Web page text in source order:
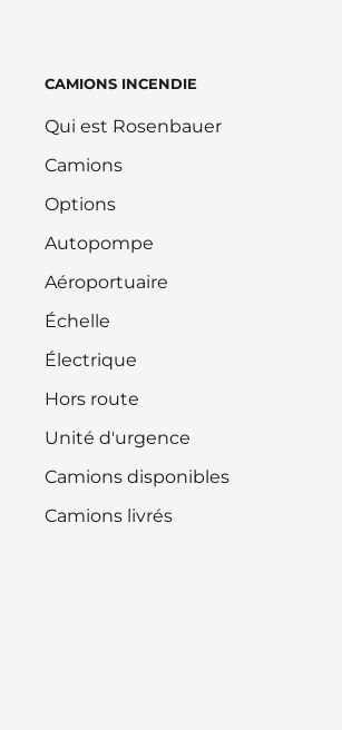
CAMIONS INCENDIE
Qui est Rosenbauer
Camions
Options
Autopompe
Aéroportuaire
Échelle
Électrique
Hors route
Unité d'urgence
Camions disponibles
Camions livrés